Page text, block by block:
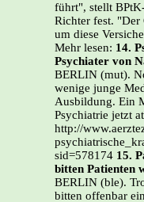
führt", stellt
Richter fest. "Der
um diese
Mehr lesen: 14.
Psychiater von
BERLIN (mut).
wenige junge
Ausbildung. Ein
Psychiatrie jetzt
http://
sid=578174 15.
bitten Patienten
BERLIN (ble).
bitten offenbar